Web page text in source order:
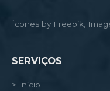
Ícones by Freepik,
SERVIÇOS
> Início